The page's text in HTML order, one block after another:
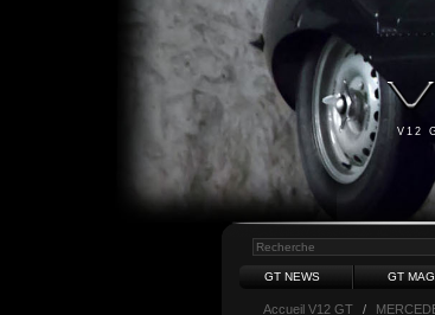
V12
GT NEWS GT
Accueil V12 GT /